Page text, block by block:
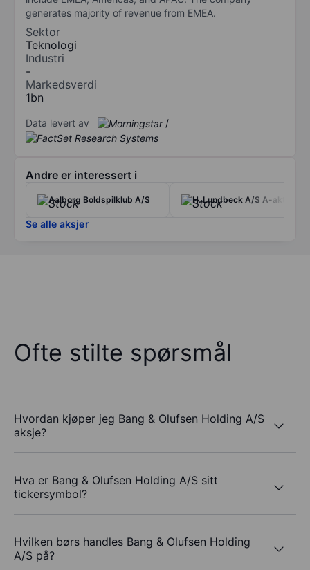
generates majority of revenue from EMEA.
Sektor
Teknologi
Industri
-
Markedsverdi
1bn
Data levert av /
Andre er interessert i
Aalborg Boldspilklub A/S H. Lundbeck A/S A-aktie
Se alle aksjer
Ofte stilte spørsmål
Hvordan kjøper jeg Bang & Olufsen Holding A/S
aksje?
Hva er Bang & Olufsen Holding A/S sitt
tickersymbol?
Hvilken børs handles Bang & Olufsen Holding
A/S på?